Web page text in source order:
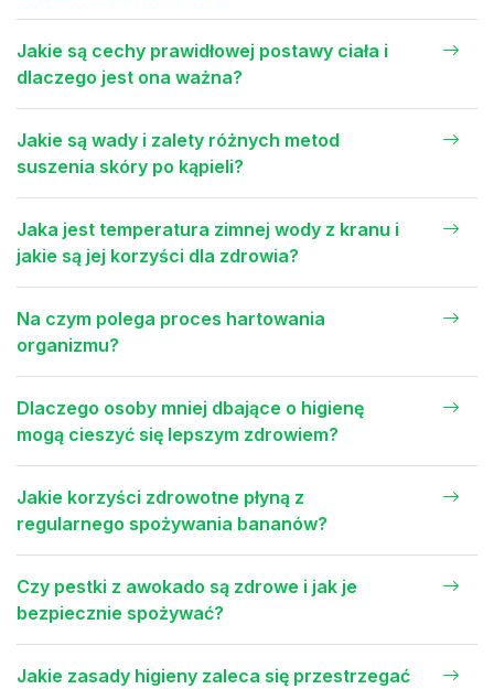
Jakie są cechy prawidłowej postawy ciała i
dlaczego jest ona ważna?
Jakie są wady i zalety różnych metod
suszenia skóry po kąpieli?
Jaka jest temperatura zimnej wody z kranu i
jakie są jej korzyści dla zdrowia?
Na czym polega proces hartowania
organizmu?
Dlaczego osoby mniej dbające o higienę
mogą cieszyć się lepszym zdrowiem?
Jakie korzyści zdrowotne płyną z
regularnego spożywania bananów?
Czy pestki z awokado są zdrowe i jak je
bezpiecznie spożywać?
Jakie zasady higieny zaleca się przestrzegać